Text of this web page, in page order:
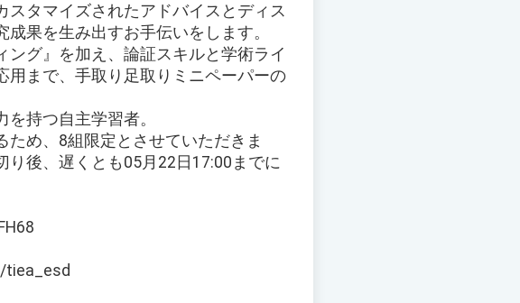
スタマイズされたアドバイスとディス
果を生み出すお手伝いをします。
ング』を加え、論証スキルと学術ライ
用まで、手取り足取りミニペーパーの
持つ自主学習者。
め、8組限定とさせていただきま
後、遅くとも05月22日17:00までに
tiea_esd